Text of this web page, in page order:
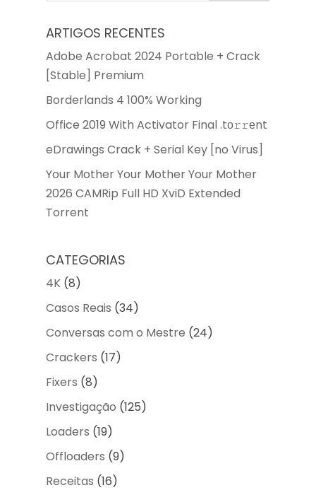
ARTIGOS RECENTES
Adobe Acrobat 2024 Portable + Crack
[Stable] Premium
Borderlands 4 100% Working
Office 2019 With Activator Final .tо𝚛𝚛еnt
eDrawings Crack + Serial Key [no Virus]
Your Mother Your Mother Your Mother
2026 CAMRip Full HD XviD Extended
Torrent
CATEGORIAS
4K(8)
Casos Reais (34)
Conversas com o Mestre (24)
Crackers (17)
Fixers (8)
Investigação (125)
Loaders (19)
Offloaders (9)
Receitas (16)